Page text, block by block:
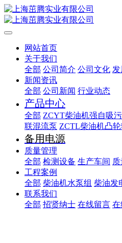
网站首页
关于我们
全部 公司简介 公司文化
新闻资讯
全部 公司新闻 行业动态
产品中心
全部 ZCYT柴油机强自吸
联混流泵 ZCTL柴油机凸
备用电源
质量管理
全部 检测设备 生产车间
工程案例
全部 柴油机水泵组 柴油发
联系我们
全部 招贤纳士 在线留言 在